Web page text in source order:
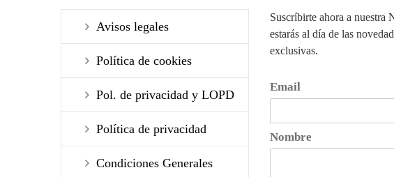
Avisos legales
Política de cookies
Pol. de privacidad y LOPD
Política de privacidad
Condiciones Generales
Suscríbirte ahora a nuestra
estarás al día de las
exclusivas.
Email
Nombre